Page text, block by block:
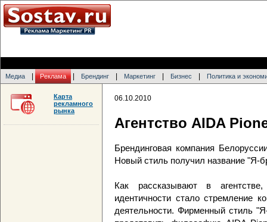
Медиа Реклама Брендинг Маркетинг Бизнес Политика и
06.10.2010
Агентство AIDA
Брендинговая компания
Новый стиль получил название "Я-
Как рассказывают в
идентичности стало стремление
деятельности. Фирменный стиль
Карта
рекламного
рынка